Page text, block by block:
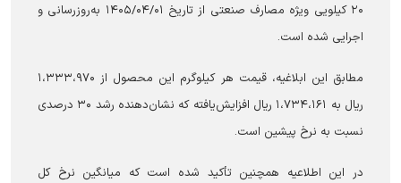
۲۰ کیلویی ویژه مصارف صنعتی از تاریخ ۱۴۰۵/۰۴/۰۱ به‌روزرسانی و
اجرایی شده است.
مطابق این ابلاغیه، قیمت هر کیلوگرم این محصول از ۱،۳۳۳،۹۷۰
ریال به ۱،۷۳۴،۱۶۱ ریال افزایش‌یافته که نشان‌دهنده رشد ۳۰ درصدی
نسبت به نرخ پیشین است.
در این اطلاعیه همچنین تأکید شده است که میانگین نرخ کل